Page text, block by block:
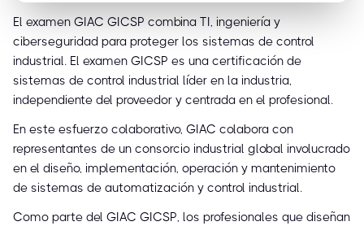
El examen GIAC GICSP combina TI, ingeniería y
ciberseguridad para proteger los sistemas de control
industrial. El examen GICSP es una certificación de
sistemas de control industrial líder en la industria,
independiente del proveedor y centrada en el profesional.
En este esfuerzo colaborativo, GIAC colabora con
representantes de un consorcio industrial global involucrado
en el diseño, implementación, operación y mantenimiento
de sistemas de automatización y control industrial.
Como parte del GIAC GICSP, los profesionales que diseñan